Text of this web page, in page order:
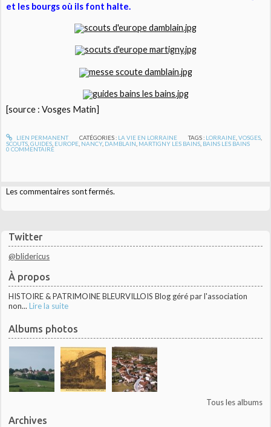
Twitter
@blidericus
À propos
HISTOIRE & PATRIMOINE BLEURVILLOIS Blog géré par l'association
non... Lire la suite
Albums photos
Tous les albums
Archives
et les bourgs où ils font halte.
[source : Vosges Matin]
LIEN PERMANENT CATÉGORIES : LA VIE EN LORRAINE TAGS : LORRAINE ,VOSGES
SCOUTS ,GUIDES EUROPE NANCY, DAMBLAIN MARTIGNY LES BAINS BAINS LES BAINS
0 COMMENTAIRE
Les commentaires sont fermés.